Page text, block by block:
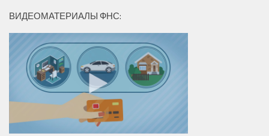
ВИДЕОМАТЕРИАЛЫ ФНС: